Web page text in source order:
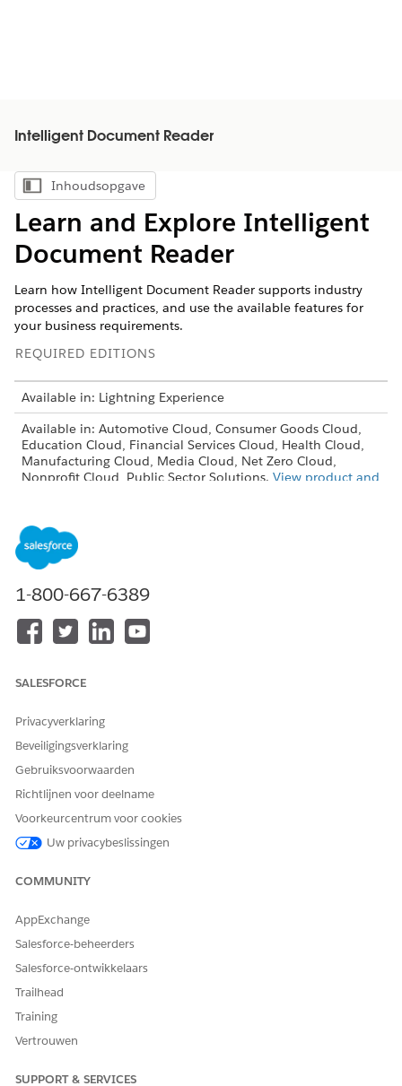
Intelligent Document Reader
Inhoudsopgave weergeven
Inhoudsopgave
Learn and Explore Intelligent
Document Reader
Learn how Intelligent Document Reader supports industry
processes and practices, and use the available features for
your business requirements.
REQUIRED EDITIONS
Available in: Lightning Experience
Available in: Automotive Cloud, Consumer Goods Cloud,
Education Cloud, Financial Services Cloud, Health Cloud,
Manufacturing Cloud, Media Cloud, Net Zero Cloud,
Nonprofit Cloud, Public Sector Solutions. View product and
Intelligent Document Reader is available with the
Intelligent Document Reader add-on license.
Review the supported products and editions for
Intelligent Document Reader add-on.
Use Intelligent Document Reader to support your data
Intelligent Document Reader Limitations and
Considerations
Learn about the display, access, and functional limitations
of Intelligent Document Reader.
1-800-667-6389
SALESFORCE
Privacyverklaring
Beveiligingsverklaring
Gebruiksvoorwaarden
Richtlijnen voor deelname
Voorkeurcentrum voor cookies
Uw privacybeslissingen
COMMUNITY
AppExchange
Salesforce-beheerders
Salesforce-ontwikkelaars
Trailhead
Training
Vertrouwen
SUPPORT & SERVICES